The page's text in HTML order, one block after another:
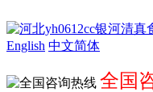
English 中文简体
全国